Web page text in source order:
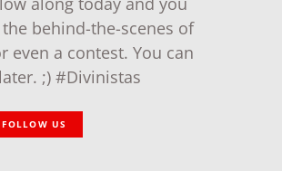
behind-the-scenes of
even a contest. You can
;) #Divinistas
FOLLOW US